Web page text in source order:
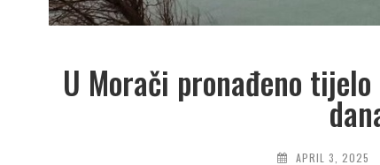
U Morači pronađeno
APRIL 3, 2025